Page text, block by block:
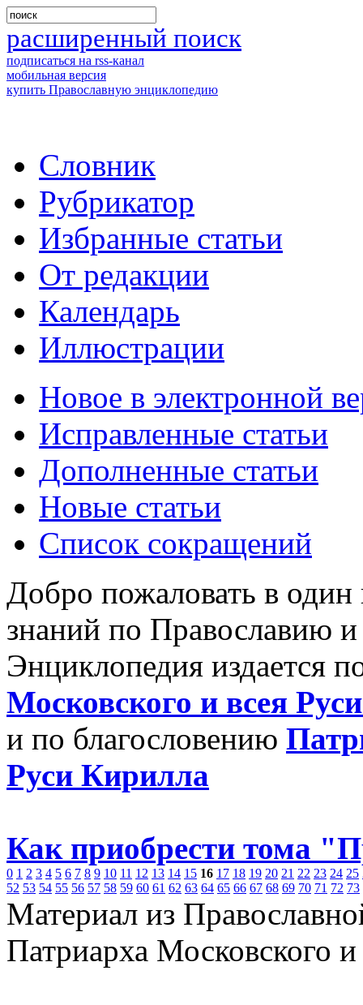
расширенный поиск
подписаться на rss-канал
мобильная версия
купить Православную энциклопедию
Словник
Рубрикатор
Избранные статьи
От редакции
Календарь
Иллюстрации
Новое в электронной
Исправленные статьи
Дополненные статьи
Новые статьи
Список сокращений
Добро пожаловать в
знаний по Православию
Энциклопедия издается
Московского и всея
и по благословению
Руси Кирилла
Как приобрести тома
0 1 2 3 4 5 6 7 8 9 10 11 12 13 14 15 16 17 18 19 20 21 22 23 24 25
52 53 54 55 56 57 58 59 60 61 62 63 64 65 66 67 68 69 70 71 72 73
Материал из
Патриарха Московского